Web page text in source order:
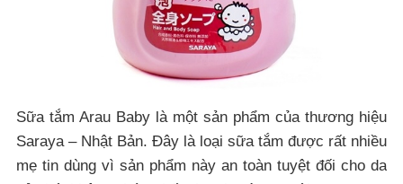
Sữa tắm Arau Baby là một sản phẩm của thương hiệu
Saraya – Nhật Bản. Đây là loại sữa tắm được rất nhiều
mẹ tin dùng vì sản phẩm này an toàn tuyệt đối cho da